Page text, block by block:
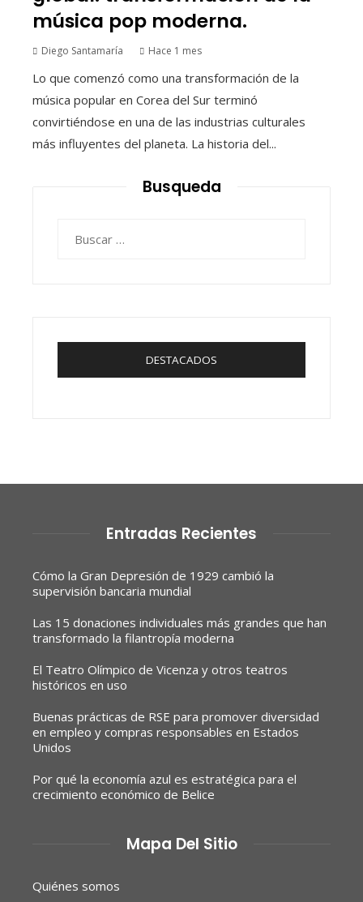
música pop moderna.
Diego Santamaría Hace 1 mes
Lo que comenzó como una transformación de la
música popular en Corea del Sur terminó
convirtiéndose en una de las industrias culturales
más influyentes del planeta. La historia del...
Busqueda
DESTACADOS
Entradas Recientes
Cómo la Gran Depresión de 1929 cambió la
supervisión bancaria mundial
Las 15 donaciones individuales más grandes que han
transformado la filantropía moderna
El Teatro Olímpico de Vicenza y otros teatros
históricos en uso
Buenas prácticas de RSE para promover diversidad
en empleo y compras responsables en Estados
Unidos
Por qué la economía azul es estratégica para el
crecimiento económico de Belice
Mapa Del Sitio
Quiénes somos